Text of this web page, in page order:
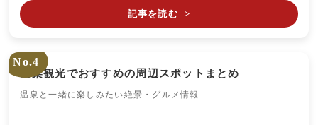
記事を読む >
No.4
山梨観光でおすすめの周辺スポットまとめ
温泉と一緒に楽しみたい絶景・グルメ情報